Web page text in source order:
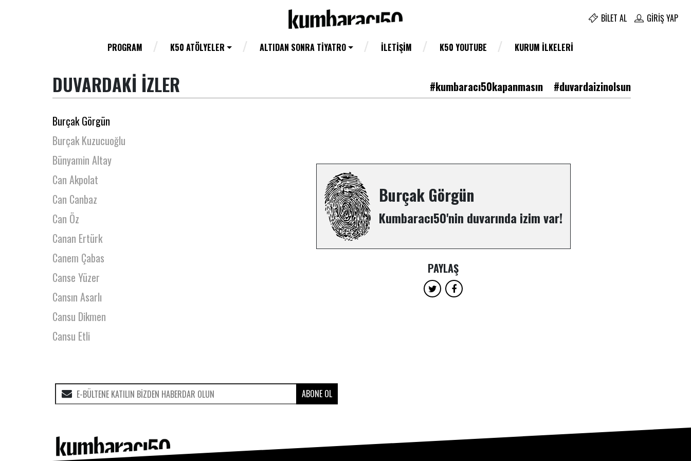
BILET AL GIRIŞ YAP
PROGRAM K50 ATÖLYELER ALTIDAN SONRA TIYATRO İLETIŞIM K50 YOUTUBE KURUM İLKELERI
DUVARDAKİ İZLER #kumbaracı50kapanmasın #duvardaizinolsun
Burcu Kutlu Kocalar
Burcu Şirin
Burcu Yaraman
Burçak Görgün
Burçak Kuzucuoğlu
Bünyamin Altay
Can Akpolat
Can Canbaz
Can Öz
Canan Ertürk
Canem Çabas
Canse Yüzer
Cansın Asarlı
Cansu Dikmen
Cansu Etli
Cem Ucan
Cemil Türkmen
Cengizhan Tünaydın
Burçak Görgün
Kumbaracı50'nin duvarında izim var!
PAYLAŞ
ABONE OL